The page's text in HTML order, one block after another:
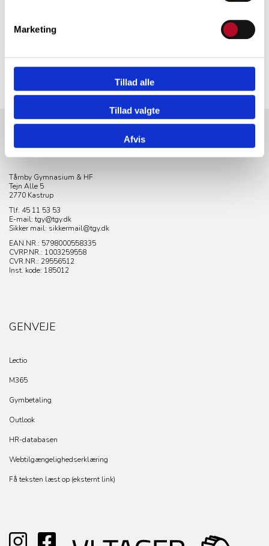
Marketing
Tillad alle
Tillad valgte
Afvis
KONTAKT
Tårnby Gymnasium & HF
Tejn Alle 5
2770 Kastrup
Tlf. 45 11 53 53
E-mail: tgy@tgy.dk
Sikker mail: sikkermail@tgy.dk
EAN.NR.: 5798000558335
CVRP.NR.: 1003259558
CVR.NR.: 29556512
Inst. kode: 185012
GENVEJE
Lectio
M365
Gymbetaling
Outlook
HR-databasen
Webtilgængelighedserklæring
Få teksten læst op (eksternt link)